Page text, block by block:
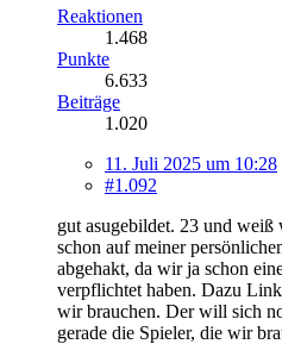
Reaktionen
1.468
Punkte
6.633
Beiträge
1.020
11. Juli 2025 um 10:28
#1.092
gut asugebildet. 23 und weiß
schon auf meiner
abgehakt, da wir ja schon
verpflichtet haben. Dazu
wir brauchen. Der will sich
gerade die Spieler, die wir